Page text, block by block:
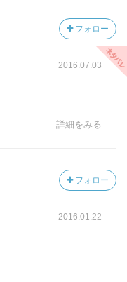
フォロー
2016.07.03
詳細をみる
フォロー
2016.01.22